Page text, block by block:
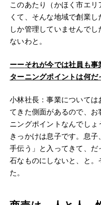
このあたり（かほく市エ
くて、そんな地域で創業
しか管理していませんで
ないわと。
ーーそれが今では社員も
ターニングポイントは何だ
小林社長：事業については
てきた側面があるので、
ニングポイントなんでし
きっかけは息子です。息
手伝う」と入ってきて、
石なものにしないと、と。
た。